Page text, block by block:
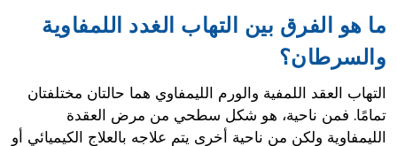
ما هو الفرق بين التهاب الغدد اللمفاوية
والسرطان؟
التهاب العقد اللمفية والورم الليمفاوي هما حالتان مختلفتان
تمامًا. فمن ناحية، هو شكل سطحي من مرض العقدة
الليمفاوية ولكن من ناحية أخرى يتم علاجه بالعلاج الكيميائي أو